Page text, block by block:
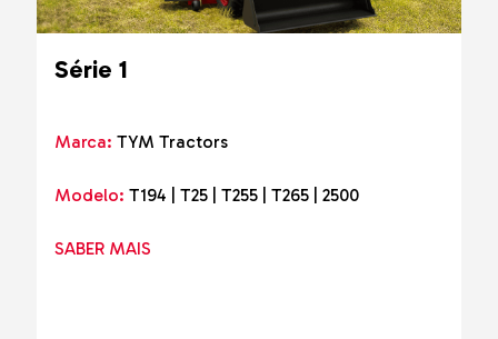
Série 1
Marca: TYM Tractors
Modelo: T194 | T25 | T255 | T265 | 2500
SABER MAIS